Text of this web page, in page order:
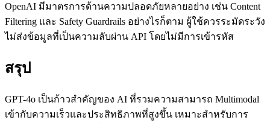
OpenAI มีมาตรการด้านความปลอดภัยหลายอย่าง เช่น Content
Filtering และ Safety Guardrails อย่างไรก็ตาม ผู้ใช้ควรระมัดระวัง
ไม่ส่งข้อมูลที่เป็นความลับผ่าน API โดยไม่มีการเข้ารหัส
สรุป
GPT-4o เป็นก้าวสำคัญของ AI ที่รวมความสามารถ Multimodal
เข้ากับความเร็วและประสิทธิภาพที่สูงขึ้น เหมาะสำหรับการ